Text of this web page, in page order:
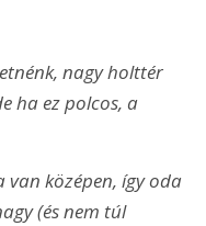
nagy holttér
ha ez polcos, a
van középen, így oda
(és nem túl